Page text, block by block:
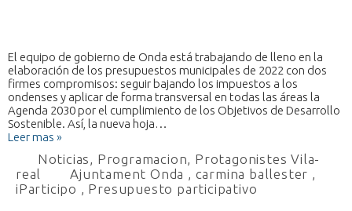
El equipo de gobierno de Onda está trabajando de lleno en la
elaboración de los presupuestos municipales de 2022 con dos
firmes compromisos: seguir bajando los impuestos a los
ondenses y aplicar de forma transversal en todas las áreas la
Agenda 2030 por el cumplimiento de los Objetivos de Desarrollo
Sostenible. Así, la nueva hoja…
Leer mas »
Noticias, Programacion, Protagonistes Vila-
real
Ajuntament Onda , carmina ballester ,
iParticipo , Presupuesto participativo